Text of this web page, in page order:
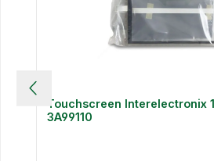
Touchscreen Interelectronix
3A99110